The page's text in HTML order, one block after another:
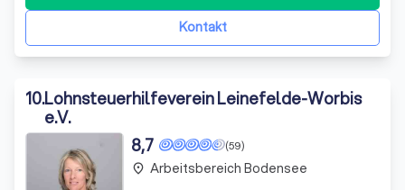
Kontakt
10.Lohnsteuerhilfeverein Leinefelde-Worbis
e.V.
(59)
8,7
place Arbeitsbereich Bodensee